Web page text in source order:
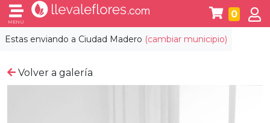
Estas enviando a Ciudad Madero (cambiar municipio)
MENÚ
0
Volver a galería